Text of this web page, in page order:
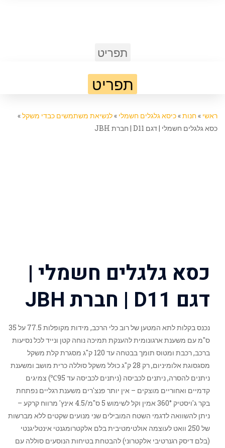
תפריט
תפריט
ראשי »חנות»כיסא גלגלים חשמלי »לנשיאת משתמשים כבדי משקל»
כסא גלגלים חשמלי | דגם D11 | חברת JBH
כסא גלגלים חשמלי |
דגם D11 | חברת JBH
נכנס בקלות לתא המטען של רוב כלי הרכב, מידות מקופלות 77.5 על 35
ס"מ עם משענת ארגונומית להענקת תמיכה נוחה קטן ונייד לכל נסיעות
ברכב, רכבת ומטוס תומך בבטחה עד 120 ק"ג מסגרת קלת משקל
מסגסוגת אלומיניום, רק 28 ק"ג כולל משקל סוללה כרית מושב ומשענת
ניתנים להסרה, ניתנים לכביסה (ניתנים לכביסה עד 95℃) צמיגים
קדמיים ואחוריים מוצקים – אין יותר פנצ'רים משענת רגליים נפתחת
בקר ג'ויסטיק 360° אמין וקל לשימוש 5 ס"מ/4.5 אינץ' מרווח קרקע –
ניתן להשוואה לדגמי השטח המובילים שני מנועים שקטים ללא מברשות
של 250 וואט לעוצמה אולטימטיבית בלם אלקטרומגנטי אינטליגנטי
(בלם דיסק רגנרטיבי אלקטרוני) להבטחת בטיחות הנוסעים סוללה עם